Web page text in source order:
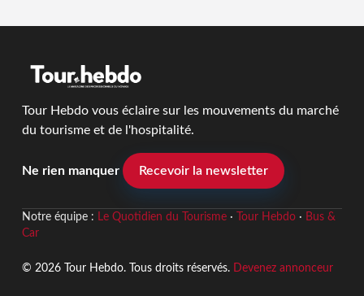
Tour Hebdo vous éclaire sur les mouvements du marché
du tourisme et de l'hospitalité.
Ne rien manquer Recevoir la newsletter
Notre équipe : Le Quotidien du Tourisme· Tour Hebdo· Bus &
Car
© 2026 Tour Hebdo. Tous droits réservés. Devenez annonceur